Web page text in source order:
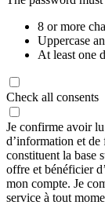
8 or more
Uppercase
At least one
Check all consents
Je confirme avoir
d’information et
constituent la base
offre et bénéficier
mon compte. Je
service à tout